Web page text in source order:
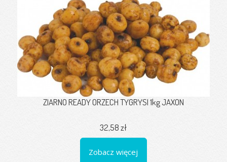
ZIARNO READY ORZECH TYGRYSI 1kg JAXON
32,58 zł
Zobacz więcej